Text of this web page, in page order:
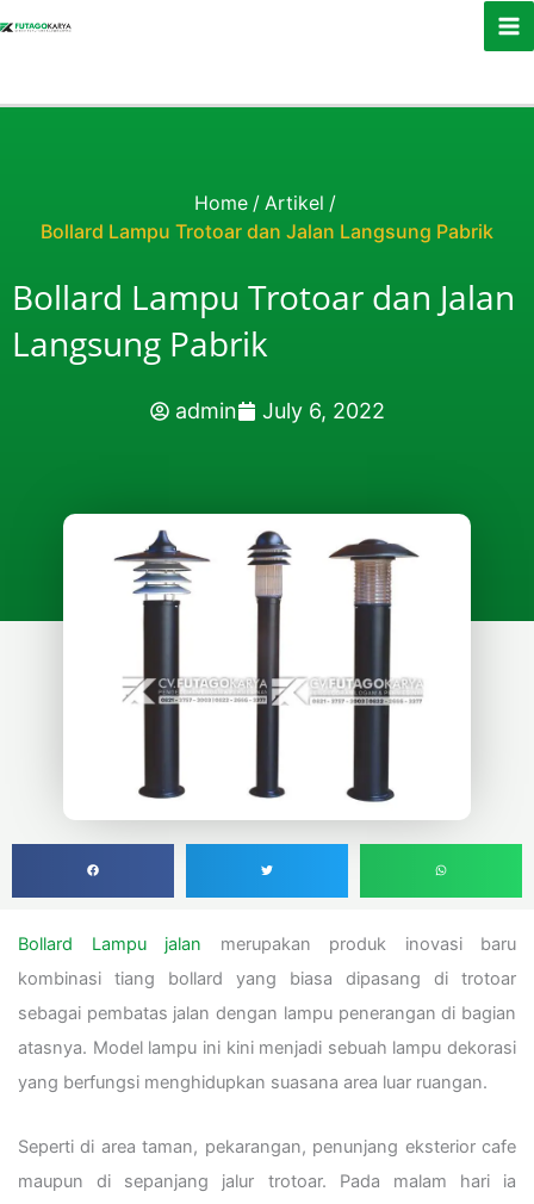
Home / Artikel /
Bollard Lampu Trotoar dan Jalan Langsung Pabrik
Bollard Lampu Trotoar dan Jalan
Langsung Pabrik
admin July 6, 2022
Bollard Lampu jalan merupakan produk inovasi baru
kombinasi tiang bollard yang biasa dipasang di trotoar
sebagai pembatas jalan dengan lampu penerangan di bagian
atasnya. Model lampu ini kini menjadi sebuah lampu dekorasi
yang berfungsi menghidupkan suasana area luar ruangan.
Seperti di area taman, pekarangan, penunjang eksterior cafe
maupun di sepanjang jalur trotoar. Pada malam hari ia